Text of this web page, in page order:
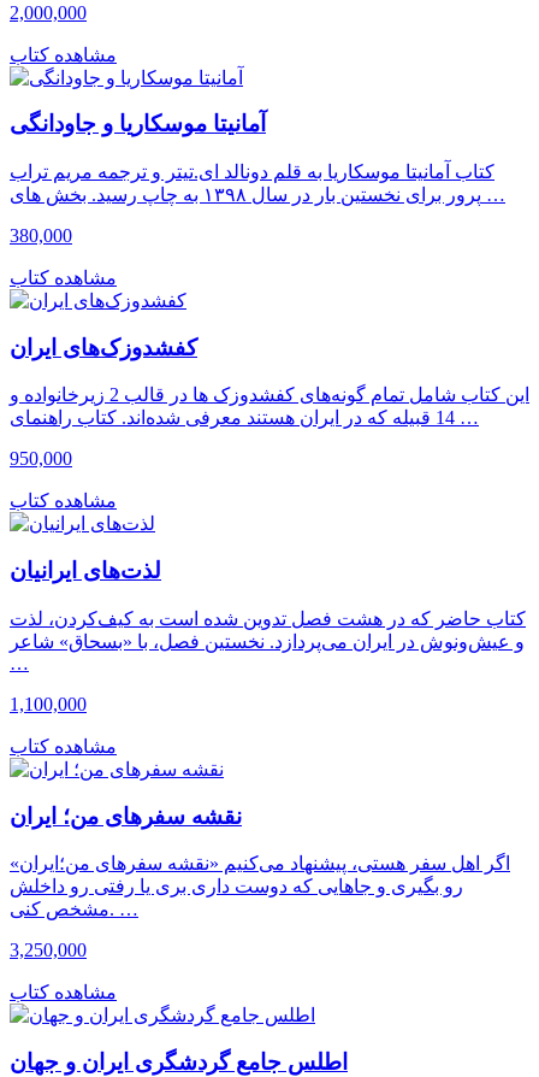
2,000,000
مشاهده کتاب
آمانیتا موسکاریا و جاودانگی
کتاب آمانیتا موسکاریا به قلم دونالد ای.تیتر و ترجمه مریم تراب
پرور برای نخستین بار در سال ۱۳۹۸ به چاپ رسید. بخش های …
380,000
مشاهده کتاب
کفشدوزک‌های ایران
این کتاب شامل تمام گونه‌های کفشدوزک ها در قالب 2 زیرخانواده و
14 قبیله که در ایران هستند معرفی شده‌اند. کتاب راهنمای …
950,000
مشاهده کتاب
لذت‌های ایرانیان
کتاب حاضر که در هشت فصل تدوین شده است به کیف‌کردن، لذت
و عیش‌‌ونوش در ایران می‌پردازد. نخستین فصل، با «بسحاق» شاعر
…
1,100,000
مشاهده کتاب
نقشه سفرهای من؛ ایران
اگر اهل سفر هستی، پیشنهاد می‌کنیم «نقشه سفرهای من؛ایران»
رو بگیری و جاهایی که دوست داری بری یا رفتی رو داخلش
مشخص کنی. …
3,250,000
مشاهده کتاب
اطلس جامع گردشگری ایران و جهان